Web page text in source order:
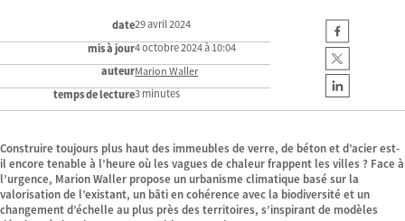
date29 avril 2024
mis à jour4 octobre 2024 à 10:04
auteurMarion Waller
temps de lecture3 minutes
Construire toujours plus haut des immeubles de verre, de béton et d’acier est-
il encore tenable à l’heure où les vagues de chaleur frappent les villes ? Face à
l’urgence, Marion Waller propose un urbanisme climatique basé sur la
valorisation de l’existant, un bâti en cohérence avec la biodiversité et un
changement d’échelle au plus près des territoires, s’inspirant de modèles